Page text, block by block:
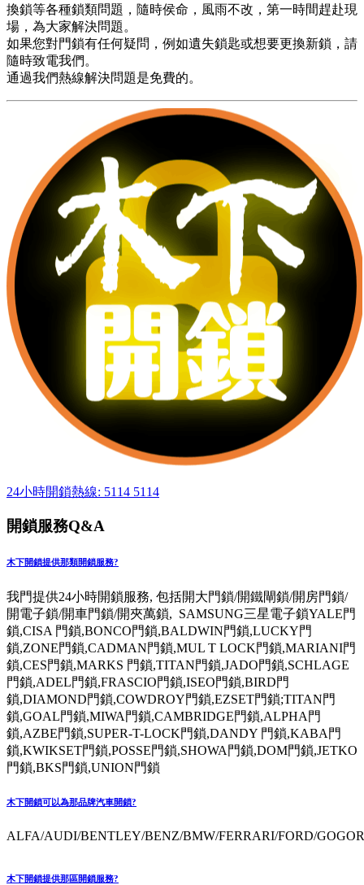
換鎖等各種鎖類問題，隨時侯命，風雨不改，第一時間趕赴現
場，為大家解決問題。
如果您對門鎖有任何疑問，例如遺失鎖匙或想要更換新鎖，請
隨時致電我們。
通過我們熱線解決問題是免費的。
24小時開鎖熱線: 5114 5114
開鎖服務Q&A
木下開鎖提供那類開鎖服務?
我門提供24小時開鎖服務, 包括開大門鎖/開鐵閘鎖/開房門鎖/
開電子鎖/開車門鎖/開夾萬鎖, SAMSUNG三星電子鎖YALE門
鎖,CISA 門鎖,BONCO門鎖,BALDWIN門鎖,LUCKY門
鎖,ZONE門鎖,CADMAN門鎖,MUL T LOCK門鎖,MARIANI門
鎖,CES門鎖,MARKS 門鎖,TITAN門鎖,JADO門鎖,SCHLAGE
門鎖,ADEL門鎖,FRASCIO門鎖,ISEO門鎖,BIRD門
鎖,DIAMOND門鎖,COWDROY門鎖,EZSET門鎖;TITAN門
鎖,GOAL門鎖,MIWA門鎖,CAMBRIDGE門鎖,ALPHA門
鎖,AZBE門鎖,SUPER-T-LOCK門鎖,DANDY 門鎖,KABA門
鎖,KWIKSET門鎖,POSSE門鎖,SHOWA門鎖,DOM門鎖,JETKO
門鎖,BKS門鎖,UNION門鎖
木下開鎖可以為那品牌汽車開鎖?
ALFA/AUDI/BENTLEY/BENZ/BMW/FERRARI/FORD/
木下開鎖提供那區開鎖服務?